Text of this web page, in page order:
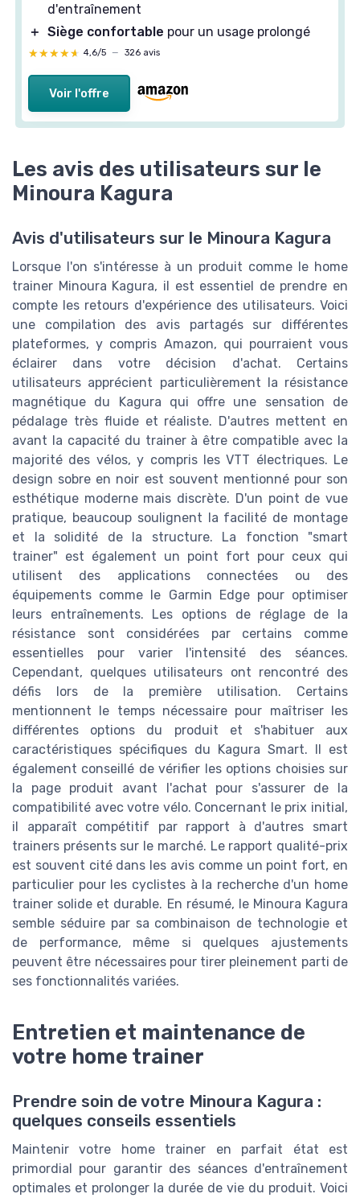
d'entraînement
＋ Siège confortable pour un usage prolongé
★★★★★
★★★★★ 4,6/5 — 326 avis
Voir l'offre
Les avis des utilisateurs sur le
Minoura Kagura
Avis d'utilisateurs sur le Minoura Kagura
Lorsque l'on s'intéresse à un produit comme le home
trainer Minoura Kagura, il est essentiel de prendre en
compte les retours d'expérience des utilisateurs. Voici
une compilation des avis partagés sur différentes
plateformes, y compris Amazon, qui pourraient vous
éclairer dans votre décision d'achat. Certains
utilisateurs apprécient particulièrement la résistance
magnétique du Kagura qui offre une sensation de
pédalage très fluide et réaliste. D'autres mettent en
avant la capacité du trainer à être compatible avec la
majorité des vélos, y compris les VTT électriques. Le
design sobre en noir est souvent mentionné pour son
esthétique moderne mais discrète. D'un point de vue
pratique, beaucoup soulignent la facilité de montage
et la solidité de la structure. La fonction "smart
trainer" est également un point fort pour ceux qui
utilisent des applications connectées ou des
équipements comme le Garmin Edge pour optimiser
leurs entraînements. Les options de réglage de la
résistance sont considérées par certains comme
essentielles pour varier l'intensité des séances.
Cependant, quelques utilisateurs ont rencontré des
défis lors de la première utilisation. Certains
mentionnent le temps nécessaire pour maîtriser les
différentes options du produit et s'habituer aux
caractéristiques spécifiques du Kagura Smart. Il est
également conseillé de vérifier les options choisies sur
la page produit avant l'achat pour s'assurer de la
compatibilité avec votre vélo. Concernant le prix initial,
il apparaît compétitif par rapport à d'autres smart
trainers présents sur le marché. Le rapport qualité-prix
est souvent cité dans les avis comme un point fort, en
particulier pour les cyclistes à la recherche d'un home
trainer solide et durable. En résumé, le Minoura Kagura
semble séduire par sa combinaison de technologie et
de performance, même si quelques ajustements
peuvent être nécessaires pour tirer pleinement parti de
ses fonctionnalités variées.
Entretien et maintenance de
votre home trainer
Prendre soin de votre Minoura Kagura :
quelques conseils essentiels
Maintenir votre home trainer en parfait état est
primordial pour garantir des séances d'entraînement
optimales et prolonger la durée de vie du produit. Voici